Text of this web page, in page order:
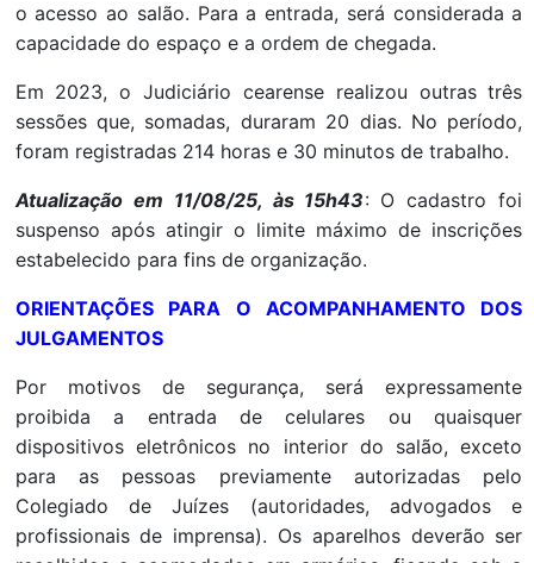
o acesso ao salão. Para a entrada, será considerada a
capacidade do espaço e a ordem de chegada.
Em 2023, o Judiciário cearense realizou outras três
sessões que, somadas, duraram 20 dias. No período,
foram registradas 214 horas e 30 minutos de trabalho.
Atualização em 11/08/25, às 15h43: O cadastro foi
suspenso após atingir o limite máximo de inscrições
estabelecido para fins de organização.
ORIENTAÇÕES PARA O ACOMPANHAMENTO DOS
JULGAMENTOS
Por motivos de segurança, será expressamente
proibida a entrada de celulares ou quaisquer
dispositivos eletrônicos no interior do salão, exceto
para as pessoas previamente autorizadas pelo
Colegiado de Juízes (autoridades, advogados e
profissionais de imprensa). Os aparelhos deverão ser